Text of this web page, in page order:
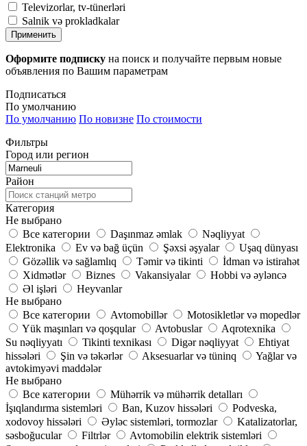
Televizorlar, tv-tünerləri
Salnik və prokladkalar
Применить
Оформите подписку на поиск и получайте первым новые
объявления по Вашим параметрам
Подписаться
По умолчанию
По умолчанию По новизне По стоимости
Фильтры
Город или регион
Район
Категория
Не выбрано
Все категории
Daşınmaz əmlak
Nəqliyyat
Elektronika
Ev və bağ üçün Şəxsi əşyalar
Uşaq dünyası
Gözəllik və sağlamlıq
Təmir və tikinti
İdman və istirahət
Xidmətlər
Biznes Vakansiyalar
Hobbi və əyləncə
Əl işləri
Heyvanlar
Не выбрано
Все категории
Avtomobillər
Motosikletlər və mopedlər
Yük maşınları və qoşqular
Avtobuslar
Aqrotexnika
Su nəqliyyatı
Tikinti texnikası Digər nəqliyyat
Ehtiyat
hissələri
Şin və təkərlər Aksesuarlar və tüninq
Yağlar və
avtokimyəvi maddələr
Не выбрано
Все категории
Mühərrik və mühərrik detalları
İşıqlandırma sistemləri
Ban, Kuzov hissələri
Podveska,
xodovoy hissələri
Əyləc sistemləri, tormozlar
Katalizatorlar,
səsboğucular
Filtrlər
Avtomobilin elektrik sistemləri